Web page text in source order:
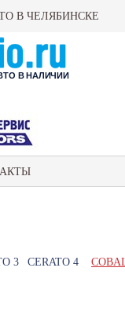
В ЧЕЛЯБИНСКЕ
В НАЛИЧИИ
3 CERATO 4